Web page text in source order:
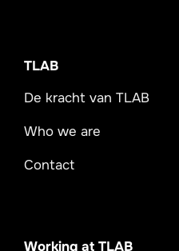
TLAB
De kracht van TLAB
Who we are
Contact
Working at TLAB